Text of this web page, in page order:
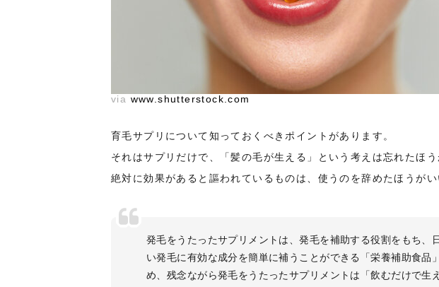
via www.shutterstock.com
育毛サプリについて知っておくべきポイントがあります。
それはサプリだけで、「髪の毛が生える」という考えは忘れたほう
絶対に効果があると謳われているものは、使うのを辞めたほうがい
発毛をうたったサプリメントは、発毛を補助する役割をもち、
い発毛に有効な成分を簡単に補うことができる「栄養補助食品
め、残念ながら発毛をうたったサプリメントは「飲むだけで生